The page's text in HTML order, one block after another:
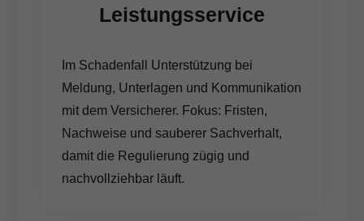
Leistungsservice
Im Schadenfall Unterstützung bei
Meldung, Unterlagen und Kommunikation
mit dem Versicherer. Fokus: Fristen,
Nachweise und sauberer Sachverhalt,
damit die Regulierung zügig und
nachvollziehbar läuft.